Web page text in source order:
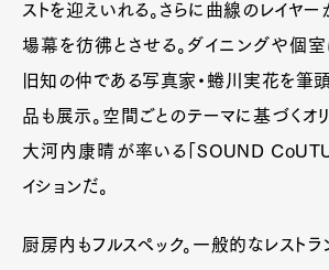
ストを迎えいれる。さらに曲線のレイヤ
場幕を彷彿とさせる。ダイニングや個室
旧知の仲である写真家・蜷川実花を筆
品も展示。空間ごとのテーマに基づくオ
大河内康晴が率いる「SOUND
イションだ。
厨房内もフルスペック。一般的なレスト